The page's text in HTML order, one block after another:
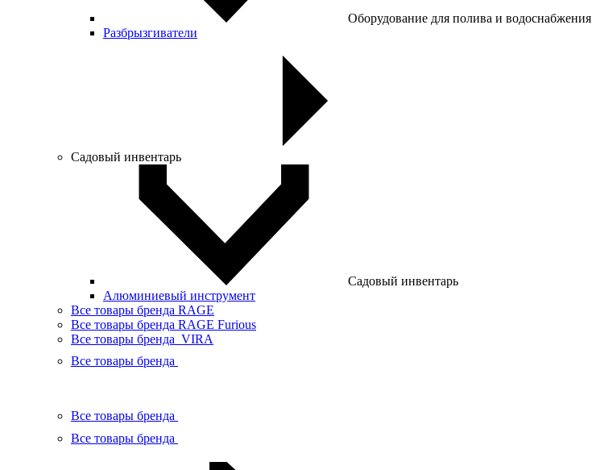
Оборудование для полива и водоснабжения
Разбрызгиватели
Садовый инвентарь
Садовый инвентарь
Алюминиевый инструмент
Все товары бренда RAGE
Все товары бренда RAGE Furious
Все товары бренда VIRA
Все товары бренда
Все товары бренда
Все товары бренда